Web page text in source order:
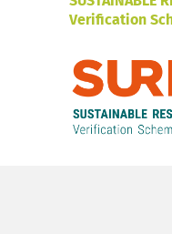
Verification